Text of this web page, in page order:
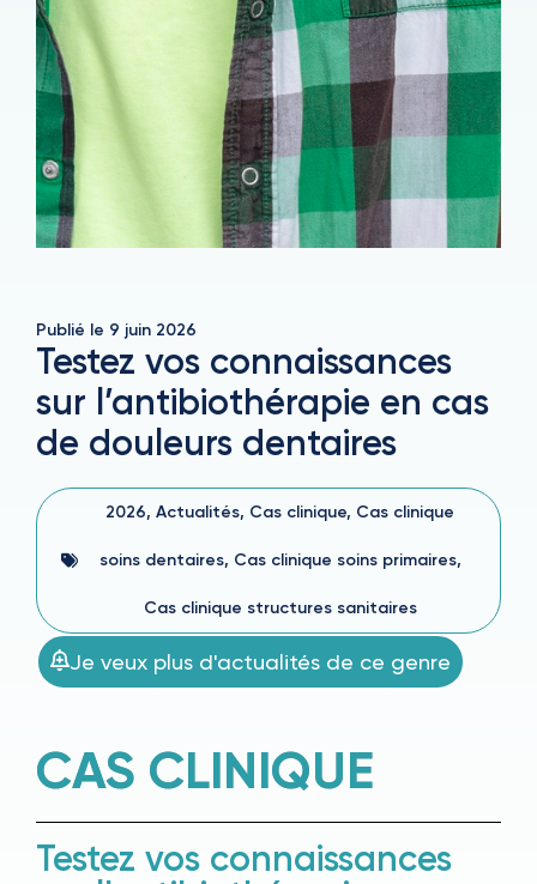
Publié le 9 juin 2026
Testez vos connaissances
sur l’antibiothérapie en cas
de douleurs dentaires
2026, Actualités, Cas clinique, Cas clinique
soins dentaires, Cas clinique soins primaires,
Cas clinique structures sanitaires
Je veux plus d'actualités de ce genre
CAS CLINIQUE
Testez vos connaissances